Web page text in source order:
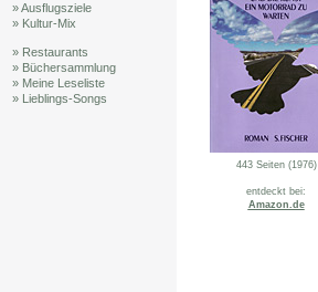
» Ausflugsziele
» Kultur-Mix
» Restaurants
» Büchersammlung
» Meine Leseliste
» Lieblings-Songs
443 Seiten (1976)
entdeckt bei:
Amazon.de